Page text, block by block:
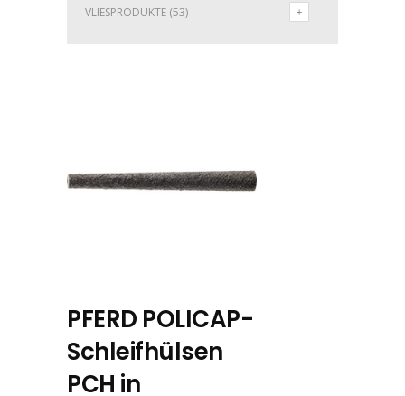
VLIESPRODUKTE (53)
PFERD POLICAP-
Schleifhülsen
PCH in